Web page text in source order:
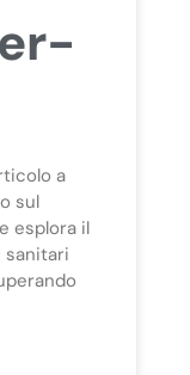
a
sul
esplora il
sanitari